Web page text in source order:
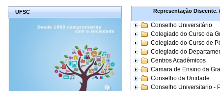
UFSC Representação Discente.
Conselho Universitário
Colegiado do Curso da
Colegiado do Curso de
Colegiado do
Centros Acadêmicos
Camara de Ensino da
Conselho da Unidade
Conselho Universitario -